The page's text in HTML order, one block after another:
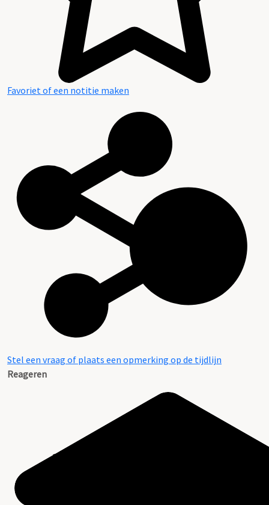
Favoriet of een notitie maken
Stel een vraag of plaats een opmerking op de tijdlijn
Reageren